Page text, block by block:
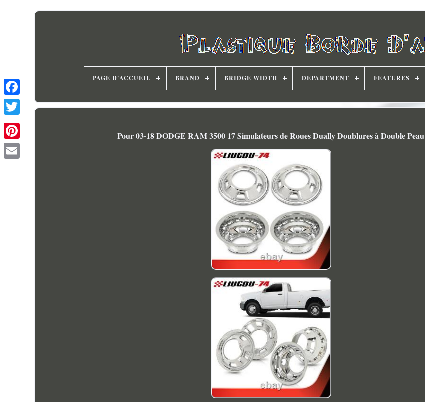
PAGE D'ACCUEIL BRAND BRIDGE WIDTH DEPARTMENT FEATURES
Pour 03-18 DODGE RAM 3500 17 Simulateurs de Roues Dually Doublures à Double Peau